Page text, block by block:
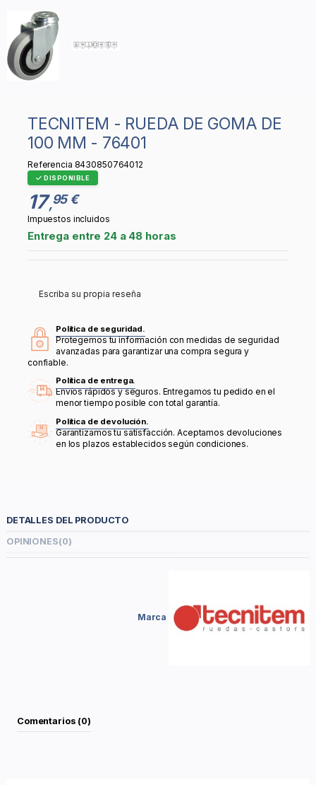
TECNITEM - RUEDA DE GOMA DE
100 MM - 76401
Referencia 8430850764012
DISPONIBLE
17 ,95 €
Impuestos incluidos
Entrega entre 24 a 48 horas
Escriba su propia reseña
Política de seguridad.
Protegemos tu información con medidas de seguridad
avanzadas para garantizar una compra segura y
confiable.
Política de entrega.
Envíos rápidos y seguros. Entregamos tu pedido en el
menor tiempo posible con total garantía.
Política de devolución.
Garantizamos tu satisfacción. Aceptamos devoluciones
en los plazos establecidos según condiciones.
DETALLES DEL PRODUCTO
OPINIONES(0)
Marca
Comentarios (0)